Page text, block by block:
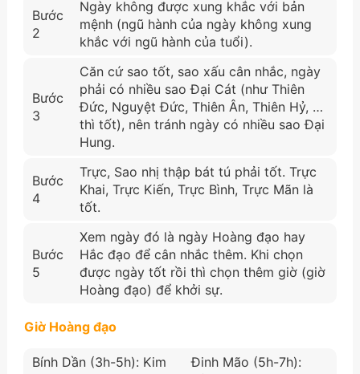
Bước
2
Ngày không được xung khắc với bản
mệnh (ngũ hành của ngày không xung
khắc với ngũ hành của tuổi).
Bước
3
Căn cứ sao tốt, sao xấu cân nhắc, ngày
phải có nhiều sao Đại Cát (như Thiên
Đức, Nguyệt Đức, Thiên Ân, Thiên Hỷ, …
thì tốt), nên tránh ngày có nhiều sao Đại
Hung.
Bước
4
Trực, Sao nhị thập bát tú phải tốt. Trực
Khai, Trực Kiến, Trực Bình, Trực Mãn là
tốt.
Bước
5
Xem ngày đó là ngày Hoàng đạo hay
Hắc đạo để cân nhắc thêm. Khi chọn
được ngày tốt rồi thì chọn thêm giờ (giờ
Hoàng đạo) để khởi sự.
Giờ Hoàng đạo
Bính Dần (3h-5h): Kim
Đinh Mão (5h-7h):